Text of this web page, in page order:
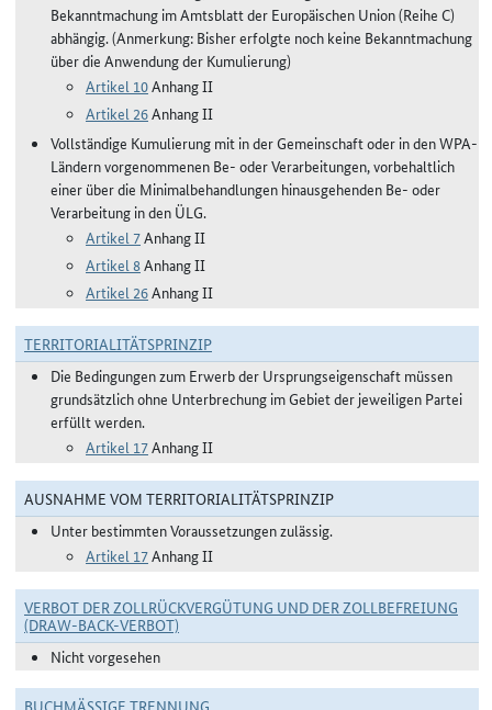
Bekanntmachung im Amtsblatt der Europäischen Union (Reihe C)
abhängig. (Anmerkung: Bisher erfolgte noch keine Bekanntmachung
über die Anwendung der Kumulierung)
Artikel 10Anhang II
Artikel 26Anhang II
Vollständige Kumulierung mit in der Gemeinschaft oder in den WPA-
Ländern vorgenommenen Be- oder Verarbeitungen, vorbehaltlich
einer über die Minimalbehandlungen hinausgehenden Be- oder
Verarbeitung in den ÜLG.
Artikel 7Anhang II
Artikel 8Anhang II
Artikel 26Anhang II
TERRITORIALITÄTSPRINZIP
Die Bedingungen zum Erwerb der Ursprungseigenschaft müssen
grundsätzlich ohne Unterbrechung im Gebiet der jeweiligen Partei
erfüllt werden.
Artikel 17Anhang II
AUSNAHME VOM TERRITORIALITÄTSPRINZIP
Unter bestimmten Voraussetzungen zulässig.
Artikel 17Anhang II
VERBOT DER ZOLLRÜCKVERGÜTUNG UND DER ZOLLBEFREIUNG
(DRAW-BACK-VERBOT)
Nicht vorgesehen
BUCHMÄSSIGE TRENNUNG